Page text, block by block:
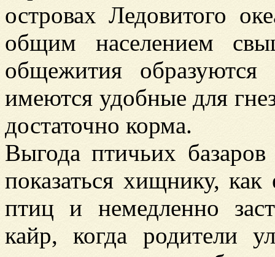
островах Ледовитого
общим населением
общежития
имеются удобные для
достаточно корма.
Выгода птичьих
показаться хищнику,
птиц и немедленно
кайр, когда родители